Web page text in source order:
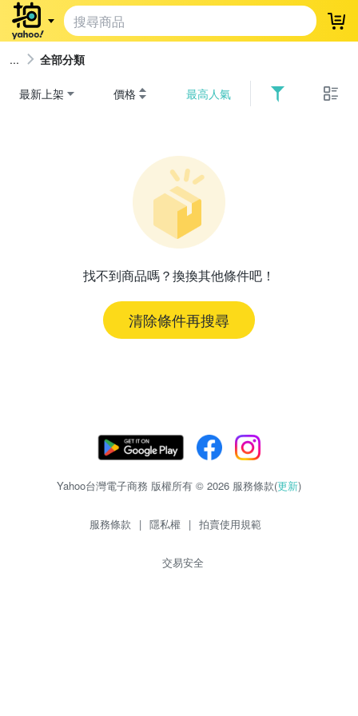
登
全部分類
最新上架 價格 最高人氣
找不到商品嗎？換換其他條件吧！
清除條件再搜尋
Yahoo台灣電子商務 版權所有 © 2026 服務條款(更新)
服務條款 | 隱私權 | 拍賣使用規範
交易安全